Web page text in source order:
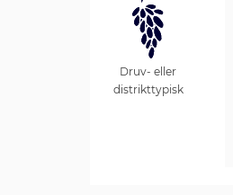
Druv- eller
distrikttypisk